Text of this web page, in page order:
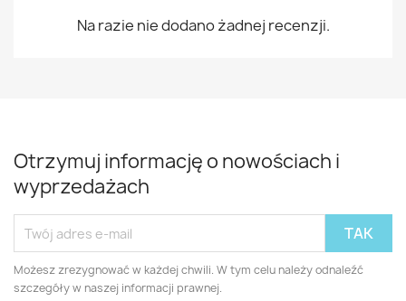
Na razie nie dodano żadnej recenzji.
Otrzymuj informację o nowościach i
wyprzedażach
Możesz zrezygnować w każdej chwili. W tym celu należy odnaleźć
szczegóły w naszej informacji prawnej.